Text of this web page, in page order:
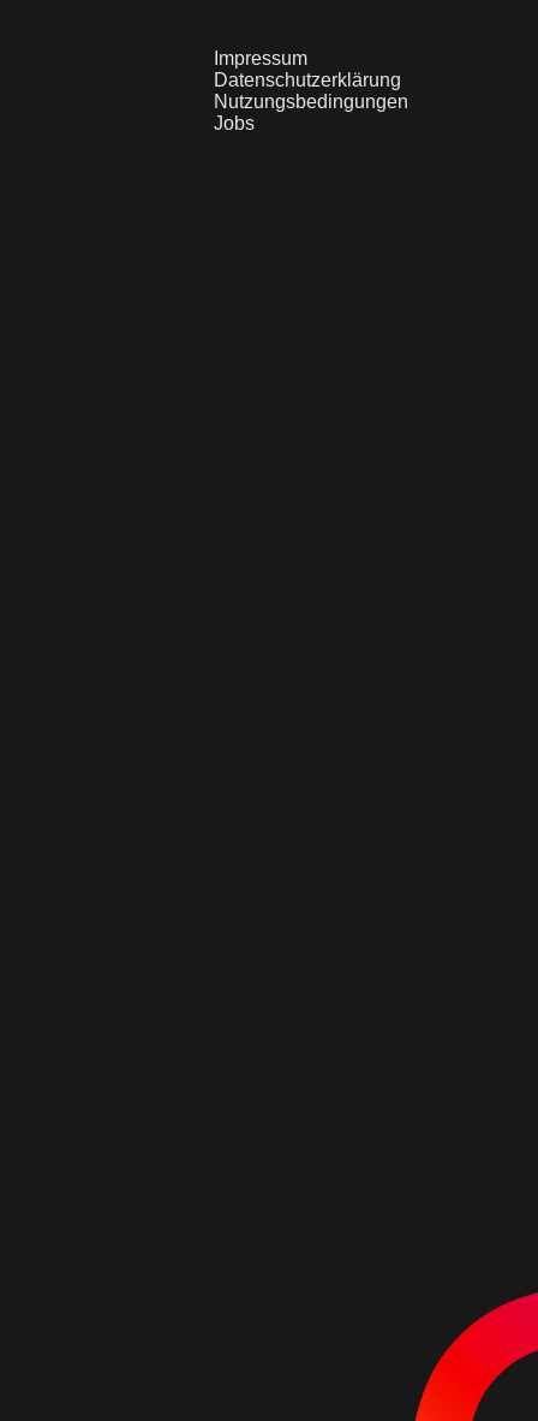
Impressum
Datenschutzerklärung
Nutzungsbedingungen
Jobs